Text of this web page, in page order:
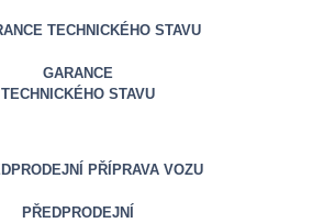
GARANCE
TECHNICKÉHO STAVU
PŘEDPRODEJNÍ